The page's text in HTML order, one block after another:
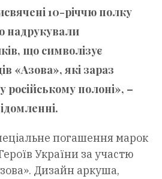
10-річчю полку
надрукували
що символізує
«Азова», які зараз
російському полоні», –
погашення марок
України за участю
Дизайн аркуша,